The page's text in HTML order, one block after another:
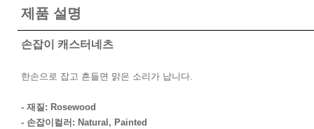
제품 설명
손잡이 캐스터네츠
한손으로 잡고 흔들면 맑은 소리가 납니다.
- 재질: Rosewood
- 손잡이컬러: Natural, Painted